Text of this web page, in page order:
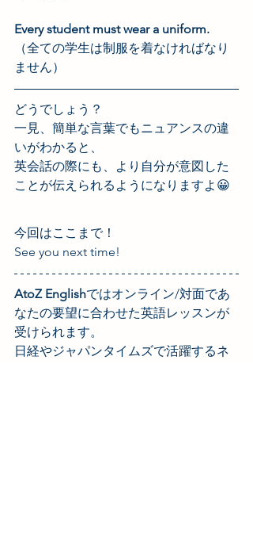
Every student must wear a uniform.
（全ての学生は制服を着なければなり
ません）
どうでしょう？
一見、簡単な言葉でもニュアンスの違
いがわかると、
英会話の際にも、より自分が意図した
ことが伝えられるようになりますよ😀
今回はここまで！
See you next time!
AtoZ Englishではオンライン/対面であ
なたの要望に合わせた英語レッスンが
受けられます。
日経やジャパンタイムズで活躍するネ